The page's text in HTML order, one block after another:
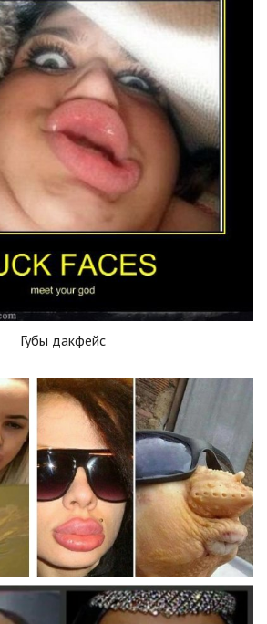
Губы дакфейс